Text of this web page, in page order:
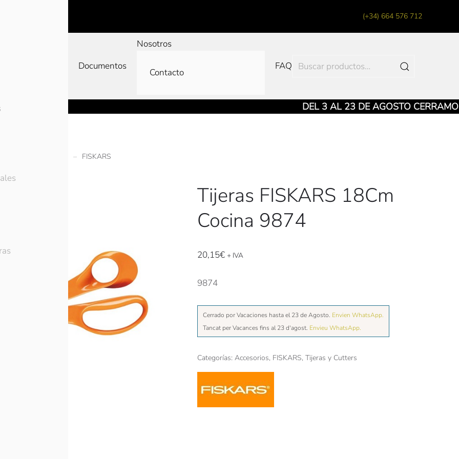
(+34) 664 576 712
Documentos
Nosotros
Contacto
FAQ Buscar
DEL 3 AL 23 DE AGOSTO CERRAMOS
FISKARS
Tijeras FISKARS 18Cm
Cocina 9874
20,15€ + IVA
9874
Cerrado por Vacaciones hasta el 23 de Agosto. Envien WhatsApp.
Tancat per Vacances fins al 23 d'agost. Envieu WhatsApp.
Categorías: Accesorios, FISKARS, Tijeras y Cutters